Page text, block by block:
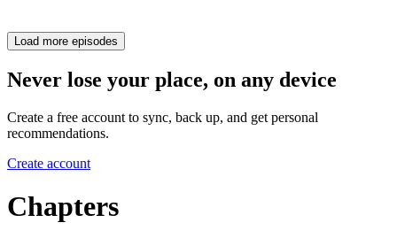
Load more episodes
Never lose your place, on any device
Create a free account to sync, back up, and get personal
recommendations.
Create account
Chapters